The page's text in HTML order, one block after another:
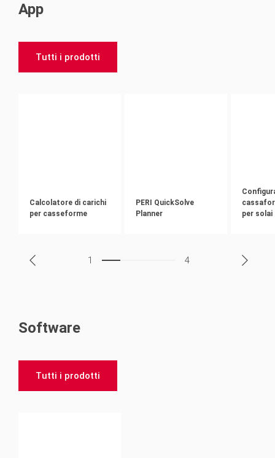
App
Tutti i prodotti
Calcolatore di carichi
per casseforme
PERI QuickSolve
Planner
per solai
1 4
Software
Tutti i prodotti